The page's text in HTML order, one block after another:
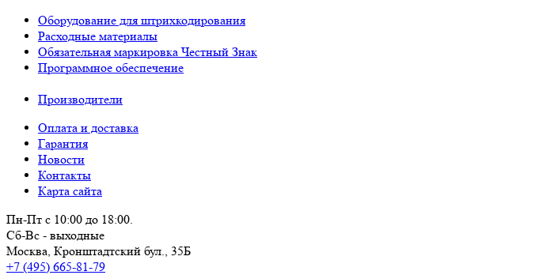
Оборудование для штрихкодирования
Расходные материалы
Обязательная маркировка Честный Знак
Программное обеспечение
Производители
Оплата и доставка
Гарантия
Новости
Контакты
Карта сайта
Пн-Пт с 10:00 до 18:00.
Сб-Вс - выходные
Москва, Кронштадтский бул., 35Б
+7 (495) 665-81-79